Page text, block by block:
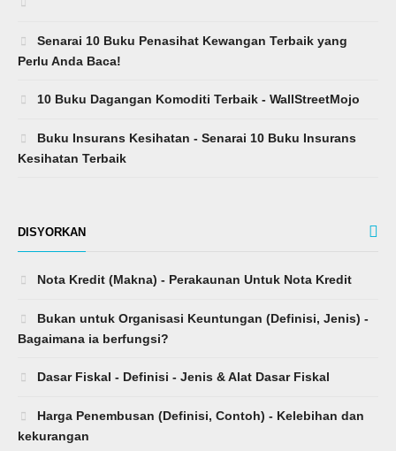
Senarai 10 Buku Penasihat Kewangan Terbaik yang
Perlu Anda Baca!
10 Buku Dagangan Komoditi Terbaik - WallStreetMojo
Buku Insurans Kesihatan - Senarai 10 Buku Insurans
Kesihatan Terbaik
DISYORKAN
Nota Kredit (Makna) - Perakaunan Untuk Nota Kredit
Bukan untuk Organisasi Keuntungan (Definisi, Jenis) -
Bagaimana ia berfungsi?
Dasar Fiskal - Definisi - Jenis & Alat Dasar Fiskal
Harga Penembusan (Definisi, Contoh) - Kelebihan dan
kekurangan